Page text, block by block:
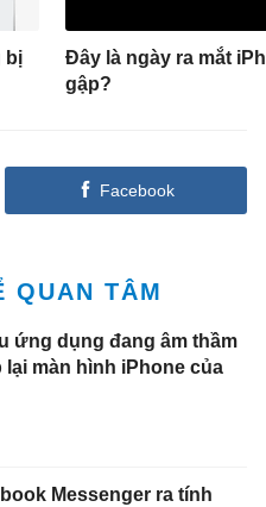
bị
Đây là ngày ra mắt
gập?
Facebook
QUAN TÂM
ứng dụng đang âm thầm
lại màn hình iPhone của
Messenger ra tính